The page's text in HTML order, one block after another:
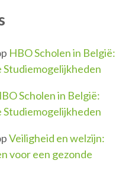
HBO Scholen in België:
Scholen in België:
Veiligheid en welzijn:
voor een gezonde